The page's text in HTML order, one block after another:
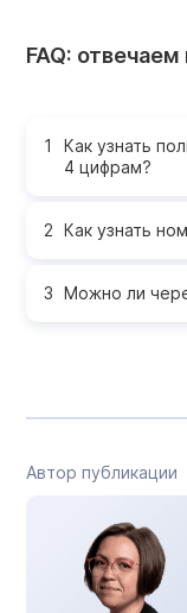
FAQ:
Как узнать
4 цифрам?
Как узнать
Можно ли
Автор публикации